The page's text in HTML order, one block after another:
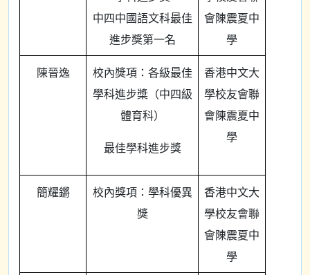
中四中國語文科最佳
進步獎第一名
會陳震夏中
學
陳晉逸
校內獎項：各級最佳
學科進步槳（中四級
體育科）
最佳學科進步獎
香港中文大
學校友會聯
會陳震夏中
學
簡耀鏘
校內獎項：學科優異
獎
香港中文大
學校友會聯
會陳震夏中
學